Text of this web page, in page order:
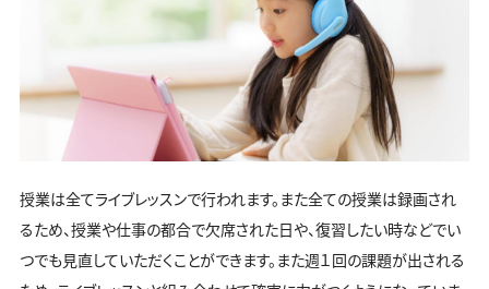
授業は全てライブレッスンで行われます。また全ての授業は録画され
るため、授業や仕事の都合で欠席された日や、復習したい時などでい
つでも見直していただくことができます。また週１回の課題が出される